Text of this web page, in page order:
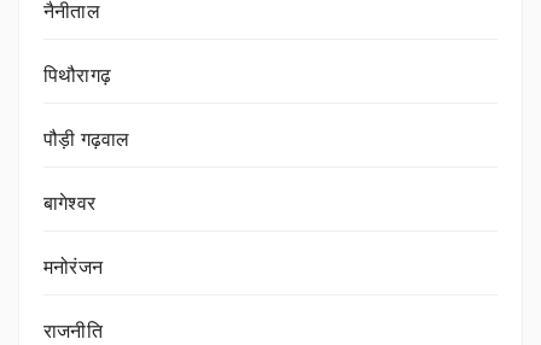
नैनीताल
पिथौरागढ़
पौड़ी गढ़वाल
बागेश्वर
मनोरंजन
राजनीति